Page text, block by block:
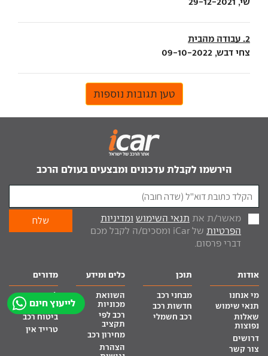
2. עבודה מהבית
צחי דבש, 09-10-2022
טען תגובות נוספות
לייעוץ חינם
הירשמו לקבלת עדכונים ומבצעים בעולם הרכב
מאשר/ת את תנאי השימוש ומדיניות
הפרטיות
של iCar ומסכים/ה לקבל מכם
דברי פרסום.
אודות
מי אנחנו
תנאי שימוש
שאלות
נפוצות
דרושים
צור קשר
תוכן
מבחני רכב
חדשות רכב
רכב חשמלי
כלים ומידע
השוואת
מכוניות
רכב לפי
תקציב
מחירון רכב
הצהרת
מדורים
ליסינג
מימון לרכב
ביטוח רכב
טרייד אין